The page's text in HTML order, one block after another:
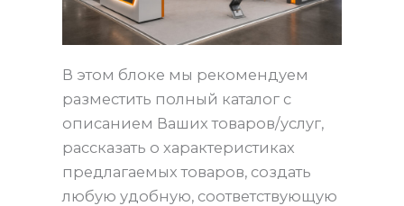
В этом блоке мы рекомендуем
разместить полный каталог с
описанием Ваших товаров/услуг,
рассказать о характеристиках
предлагаемых товаров, создать
любую удобную, соответствующую